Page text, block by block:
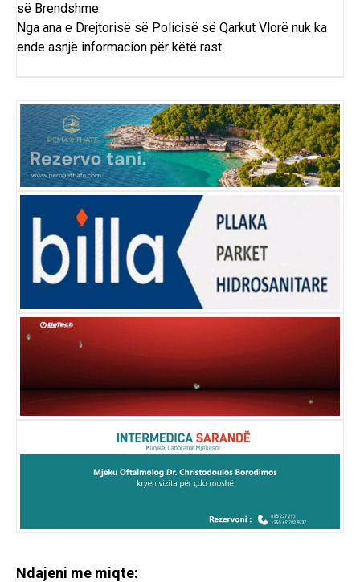
së Brendshme.
Nga ana e Drejtorisë së Policisë së Qarkut Vlorë nuk ka
ende asnjë informacion për këtë rast.
Ndajeni me miqte: